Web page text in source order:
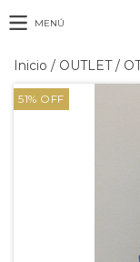
MENÚ
Inicio / OUTLET /
51% OFF